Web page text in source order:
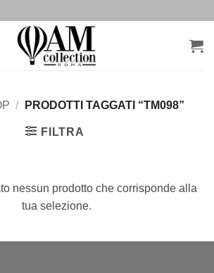
/ PRODOTTI TAGGATI “TM098”
FILTRA
nessun prodotto che corrisponde alla
tua selezione.